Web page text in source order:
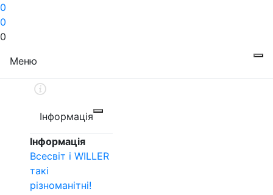
0
0
0
Меню
Інформація
Інформація
Всесвіт і WILLER
такі
різноманітні!